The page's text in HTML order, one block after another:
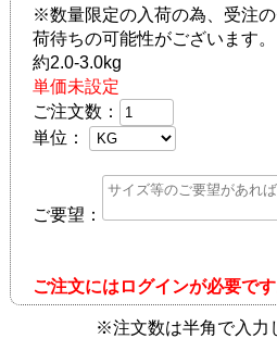
※数量限定の入荷の為、受注の
荷待ちの可能性がございます。
約2.0-3.0kg
単価未設定
ご注文数：
単位：
ご要望：
ご注文にはログインが必要です
※注文数は半角で入力